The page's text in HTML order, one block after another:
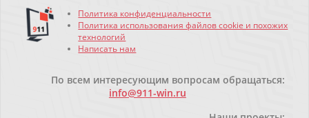
Политика конфиденциальности
Политика использования файлов cookie и похожих
технологий
Написать нам
По всем интересующим вопросам обращаться:
info@911-win.ru